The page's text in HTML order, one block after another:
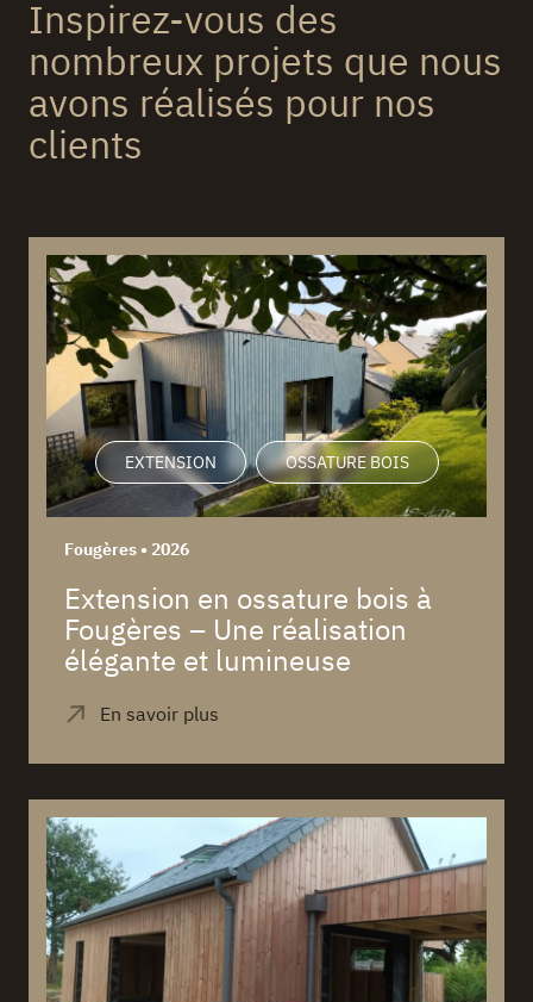
Inspirez-vous des
nombreux projets que nous
avons réalisés pour nos
clients
EXTENSION OSSATURE BOIS
Fougères • 2026
Extension en ossature bois à
Fougères – Une réalisation
élégante et lumineuse